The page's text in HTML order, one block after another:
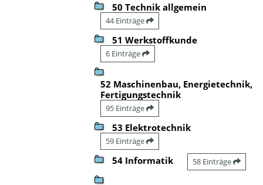
50 Technik allgemein
44 Einträge
51 Werkstoffkunde
6 Einträge
52 Maschinenbau, Energietechnik,
Fertigungstechnik
95 Einträge
53 Elektrotechnik
59 Einträge
54 Informatik 58 Einträge